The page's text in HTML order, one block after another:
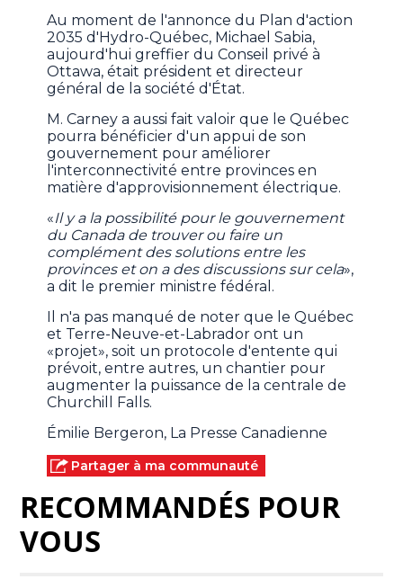
Au moment de l'annonce du Plan d'action
2035 d'Hydro-Québec, Michael Sabia,
aujourd'hui greffier du Conseil privé à
Ottawa, était président et directeur
général de la société d'État.
M. Carney a aussi fait valoir que le Québec
pourra bénéficier d'un appui de son
gouvernement pour améliorer
l'interconnectivité entre provinces en
matière d'approvisionnement électrique.
«Il y a la possibilité pour le gouvernement
du Canada de trouver ou faire un
complément des solutions entre les
provinces et on a des discussions sur cela»,
a dit le premier ministre fédéral.
Il n'a pas manqué de noter que le Québec
et Terre-Neuve-et-Labrador ont un
«projet», soit un protocole d'entente qui
prévoit, entre autres, un chantier pour
augmenter la puissance de la centrale de
Churchill Falls.
Émilie Bergeron, La Presse Canadienne
Partager à ma communauté
RECOMMANDÉS POUR
VOUS